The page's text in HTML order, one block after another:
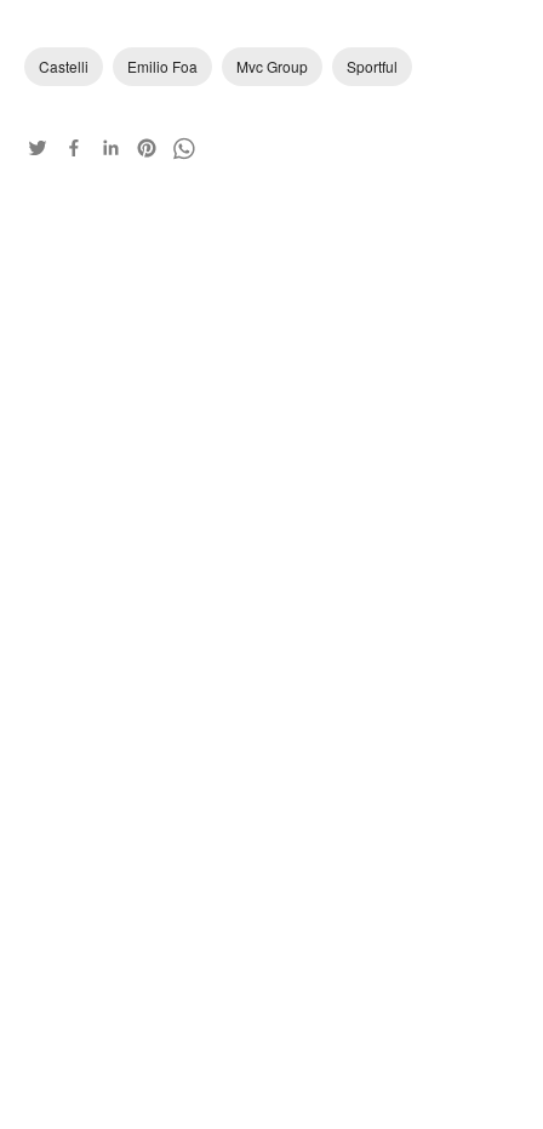
Castelli Emilio Foa Mvc Group Sportful